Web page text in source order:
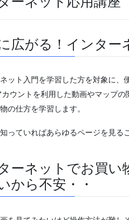
広がる！インター
ット入門を学習した方を対象に、
ウントを利用した動画やマップ
の仕方を学習します。
っていればあらゆるページを見る
ーネットでお買い
から不安・・